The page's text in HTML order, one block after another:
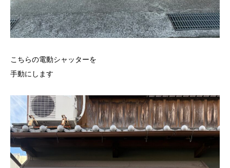
こちらの電動シャッターを
手動にします